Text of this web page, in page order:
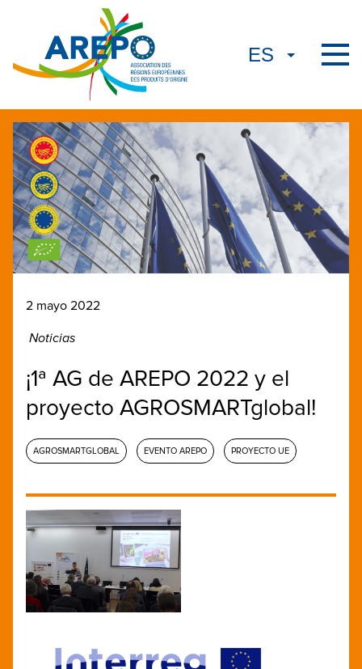
2 mayo 2022
Noticias
¡1ª AG de AREPO 2022 y el
proyecto AGROSMARTglobal!
AGROSMARTGLOBAL EVENTO AREPO PROYECTO UE